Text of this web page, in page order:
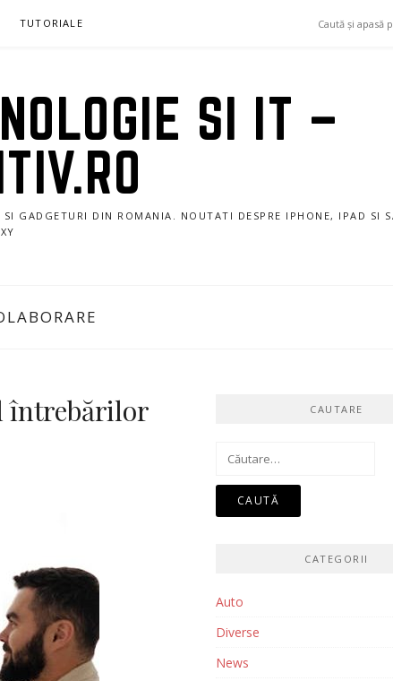
TUTORIALE
SI IT –
GADGETURI DIN ROMANIA. NOUTATI DESPRE IPHONE, IPAD SI
întrebărilor
CAUTARE
Caută
CATEGORII
Auto
Diverse
News